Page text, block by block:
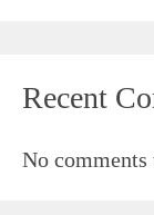
Recent
No